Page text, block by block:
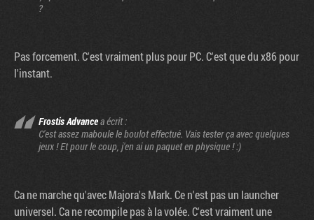
?
Pas forcement. C'est vraiment plus pour PC. C'est que du x86 pour
l'instant.
Frostis Advancea écrit :
C'est assez maboule le boulot effectué. Vais tester ça avec quelques
jeux ! Et pour le coup, j'en ai un paquet en physique ! :)
Ca ne marche qu'avec Majora's Mark. Ce n'est pas un launcher
universel. Ca ne recompile pas à la volée. C'est vraiment une